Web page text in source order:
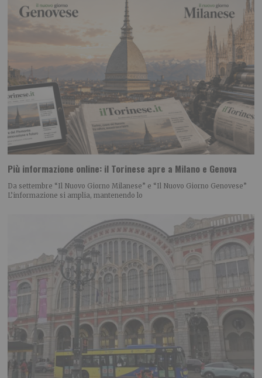
Più informazione online: il Torinese apre a Milano e Genova
Da settembre “Il Nuovo Giorno Milanese” e “Il Nuovo Giorno Genovese”
L’informazione si amplia, mantenendo lo